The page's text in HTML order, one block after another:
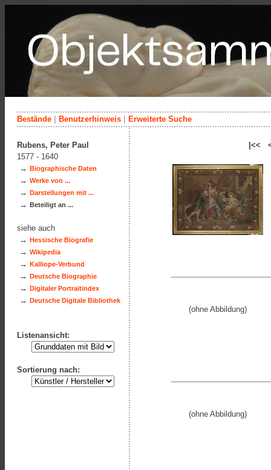
Bestände Benutzerhinweis Erweiterte Suche
|<<
(ohne Abbildung)
(ohne Abbildung)
Rubens, Peter Paul
1577 - 1640
→ Biographische Daten
→ Werke von ...
→ Darstellungen mit ...
→ Beteiligt an ...
siehe auch
→ Hessische Biografie
→ Wikipedia
→ Kalliope-Verbund
→ Deutsche Biographie
→ Digitaler Portraitindex
→ Deutsche Digitale Bibliothek
Listenansicht:
Sortierung nach: